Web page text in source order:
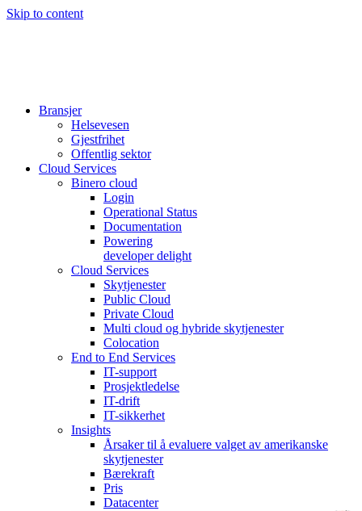
Skip to content
Bransjer
Helsevesen
Gjestfrihet
Offentlig sektor
Cloud Services
Binero cloud
Login
Operational Status
Documentation
Powering
developer delight
Cloud Services
Skytjenester
Public Cloud
Private Cloud
Multi cloud og hybride skytjenester
Colocation
End to End Services
IT-support
Prosjektledelse
IT-drift
IT-sikkerhet
Insights
Årsaker til å evaluere valget av amerikanske
skytjenester
Bærekraft
Pris
Datacenter